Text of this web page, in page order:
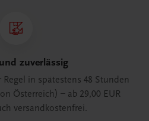
zuverlässig
in spätestens 48 Stunden
Österreich) – ab 29,00 EUR
versandkostenfrei.